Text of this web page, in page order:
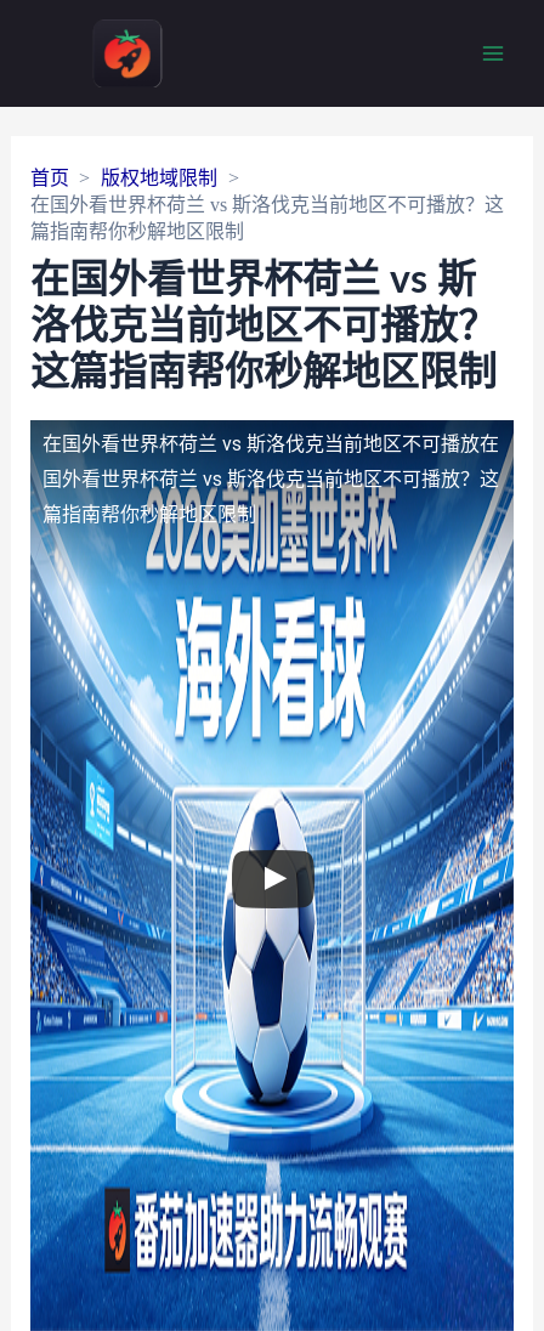
首页
版权地域限制
在国外看世界杯荷兰 vs 斯洛伐克当前地区不可播放？这
篇指南帮你秒解地区限制
在国外看世界杯荷兰 vs 斯
洛伐克当前地区不可播放？
这篇指南帮你秒解地区限制
在国外看世界杯荷兰 vs 斯洛伐克当前地区不可播放在
国外看世界杯荷兰 vs 斯洛伐克当前地区不可播放？这
篇指南帮你秒解地区限制